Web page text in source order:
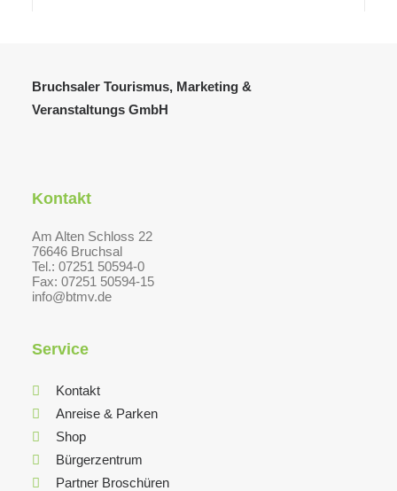
Bruchsaler Tourismus, Marketing &
Veranstaltungs GmbH
Kontakt
Am Alten Schloss 22
76646 Bruchsal
Tel.: 07251 50594-0
Fax: 07251 50594-15
info@btmv.de
Service
Kontakt
Anreise & Parken
Shop
Bürgerzentrum
Partner Broschüren